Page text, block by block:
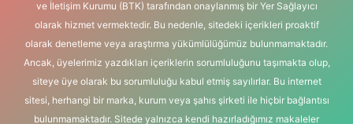
ve İletişim Kurumu (BTK) tarafından onaylanmış bir Yer Sağlayıcı
olarak hizmet vermektedir. Bu nedenle, sitedeki içerikleri proaktif
olarak denetleme veya araştırma yükümlülüğümüz bulunmamaktadır.
Ancak, üyelerimiz yazdıkları içeriklerin sorumluluğunu taşımakta olup,
siteye üye olarak bu sorumluluğu kabul etmiş sayılırlar. Bu internet
sitesi, herhangi bir marka, kurum veya şahıs şirketi ile hiçbir bağlantısı
bulunmamaktadır. Sitede yalnızca kendi hazırladığımız makaleler